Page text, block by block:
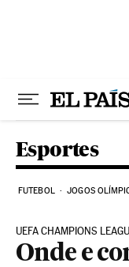
Esportes
FUTEBOL JOGOS
UEFA CHAMPIONS
Onde e